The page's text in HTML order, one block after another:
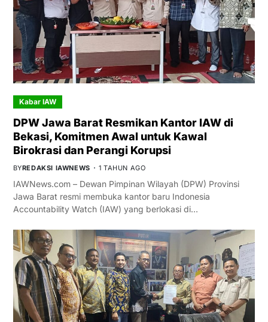
Kabar IAW
DPW Jawa Barat Resmikan Kantor IAW di
Bekasi, Komitmen Awal untuk Kawal
Birokrasi dan Perangi Korupsi
BYREDAKSI IAWNEWS 1 TAHUN AGO
IAWNews.com – Dewan Pimpinan Wilayah (DPW) Provinsi
Jawa Barat resmi membuka kantor baru Indonesia
Accountability Watch (IAW) yang berlokasi di…